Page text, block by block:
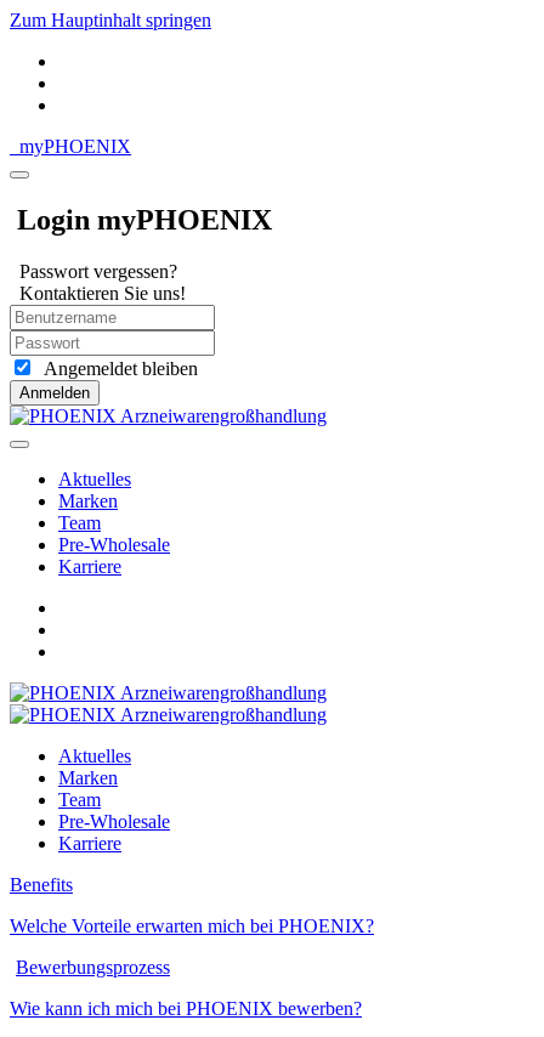
Zum Hauptinhalt springen
myPHOENIX
Login myPHOENIX
Passwort vergessen?
Kontaktieren Sie uns!
Angemeldet bleiben
Anmelden
Aktuelles
Marken
Team
Pre-Wholesale
Karriere
Aktuelles
Marken
Team
Pre-Wholesale
Karriere
Welche Vorteile erwar­ten mich bei PHOENIX?
Benefits
Wie kann ich mich bei PHOENIX bewerben?
Bewerbungsprozess